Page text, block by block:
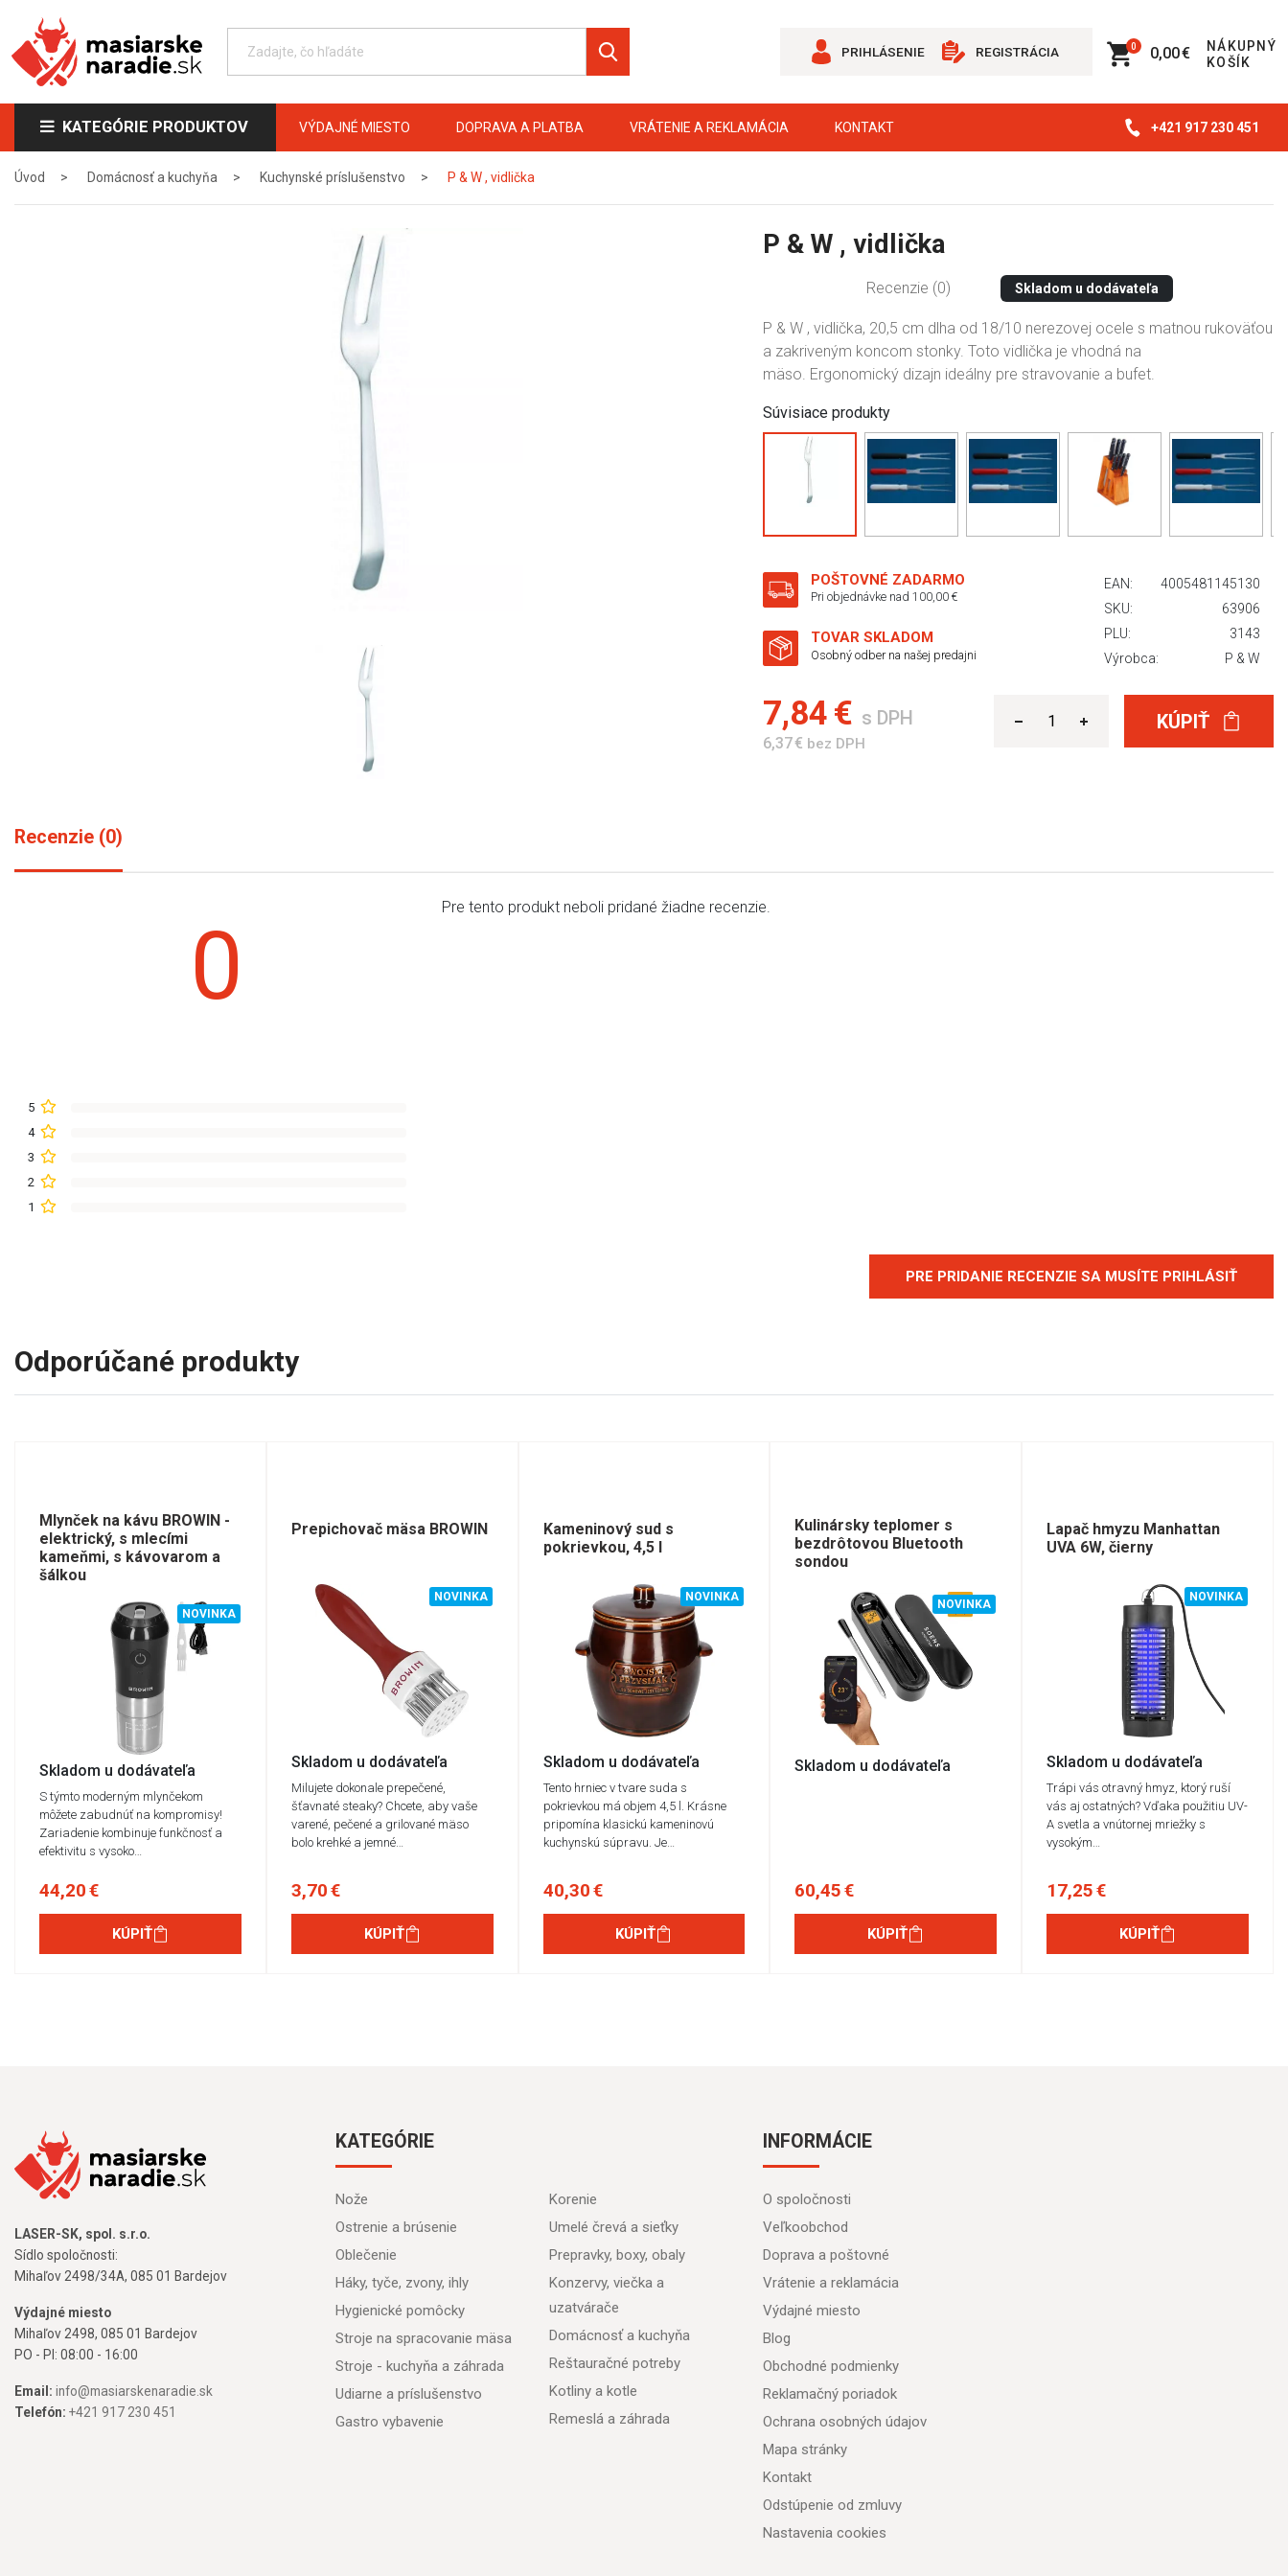
PRIHLÁSENIE REGISTRÁCIA 0,00 €
NÁKUPNÝ
KOŠÍK
0
KATEGÓRIE PRODUKTOV VÝDAJNÉ MIESTO DOPRAVA A PLATBA VRÁTENIE A REKLAMÁCIA KONTAKT +421 917 230 451
Úvod Domácnosť a kuchyňa Kuchynské príslušenstvo P & W , vidlička
P & W , vidlička
Recenzie (0) Skladom u dodávateľa
P & W , vidlička, 20,5 cm dlha od 18/10 nerezovej ocele s matnou rukoväťou
a zakriveným koncom stonky. Toto vidlička je vhodná na
mäso. Ergonomický dizajn ideálny pre stravovanie a bufet.
Súvisiace produkty
POŠTOVNÉ ZADARMO
Pri objednávke nad 100,00 €
TOVAR SKLADOM
Osobný odber na našej predajni
EAN:
4005481145130
SKU:
63906
PLU:
3143
Výrobca:
P & W
7,84 € s DPH
6,37 € bez DPH
KÚPIŤ
Recenzie (0)
0
5
4
3
2
1
Pre tento produkt neboli pridané žiadne recenzie.
PRE PRIDANIE RECENZIE SA MUSÍTE PRIHLÁSIŤ
Odporúčané produkty
Mlynček na kávu BROWIN -
elektrický, s mlecími
kameňmi, s kávovarom a
šálkou
NOVINKA
Skladom u dodávateľa
S týmto moderným mlynčekom
môžete zabudnúť na kompromisy!
Zariadenie kombinuje funkčnosť a
efektivitu s vysoko…
44,20 €
KÚPIŤ
Prepichovač mäsa BROWIN
NOVINKA
Skladom u dodávateľa
Milujete dokonale prepečené,
šťavnaté steaky? Chcete, aby vaše
varené, pečené a grilované mäso
bolo krehké a jemné…
3,70 €
KÚPIŤ
Kameninový sud s
pokrievkou, 4,5 l
NOVINKA
Skladom u dodávateľa
Tento hrniec v tvare suda s
pokrievkou má objem 4,5 l. Krásne
pripomína klasickú kameninovú
kuchynskú súpravu. Je…
40,30 €
KÚPIŤ
Kulinársky teplomer s
bezdrôtovou Bluetooth
sondou
NOVINKA
Skladom u dodávateľa
60,45 €
KÚPIŤ
Lapač hmyzu Manhattan
UVA 6W, čierny
NOVINKA
Skladom u dodávateľa
Trápi vás otravný hmyz, ktorý ruší
vás aj ostatných? Vďaka použitiu UV-
A svetla a vnútornej mriežky s
vysokým…
17,25 €
KÚPIŤ
LASER-SK, spol. s.r.o.
Sídlo spoločnosti:
Mihaľov 2498/34A, 085 01 Bardejov
Výdajné miesto
Mihaľov 2498, 085 01 Bardejov
PO - PI: 08:00 - 16:00
Email: info@masiarskenaradie.sk
Telefón: +421 917 230 451
KATEGÓRIE
Nože
Ostrenie a brúsenie
Oblečenie
Háky, tyče, zvony, ihly
Hygienické pomôcky
Stroje na spracovanie mäsa
Stroje - kuchyňa a záhrada
Udiarne a príslušenstvo
Gastro vybavenie
Korenie
Umelé črevá a sieťky
Prepravky, boxy, obaly
Konzervy, viečka a
uzatvárače
Domácnosť a kuchyňa
Reštauračné potreby
Kotliny a kotle
Remeslá a záhrada
INFORMÁCIE
O spoločnosti
Veľkoobchod
Doprava a poštovné
Vrátenie a reklamácia
Výdajné miesto
Blog
Obchodné podmienky
Reklamačný poriadok
Ochrana osobných údajov
Mapa stránky
Kontakt
Odstúpenie od zmluvy
Nastavenia cookies